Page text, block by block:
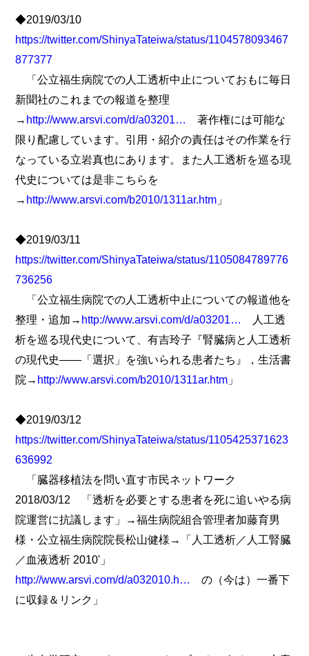
◆2019/03/10
https://twitter.com/ShinyaTateiwa/status/1104578093467
877377
「公立福生病院での人工透析中止についておもに毎日
新聞社のこれまでの報道を整理
→ http://www.arsvi.com/d/a03201…
著作権には可能な
限り配慮しています。引用・紹介の責任はその作業を行
なっている立岩真也にあります。また人工透析を巡る現
代史については是非こちらを
→ http://www.arsvi.com/b2010/1311ar.htm 」
◆2019/03/11
https://twitter.com/ShinyaTateiwa/status/1105084789776
736256
「公立福生病院での人工透析中止についての報道他を
整理・追加→ http://www.arsvi.com/d/a03201…
人工透
析を巡る現代史について、有吉玲子『腎臓病と人工透析
の現代史――「選択」を強いられる患者たち』，生活書
院→ http://www.arsvi.com/b2010/1311ar.htm 」
◆2019/03/12
https://twitter.com/ShinyaTateiwa/status/1105425371623
636992
「臓器移植法を問い直す市民ネットワーク
2018/03/12 「透析を必要とする患者を死に追いやる病
院運営に抗議します」→福生病院組合管理者加藤育男
様・公立福生病院院長松山健様→「人工透析／人工腎臓
／血液透析 2010'」
http://www.arsvi.com/d/a032010.h…
の（今は）一番下
に収録＆リンク」